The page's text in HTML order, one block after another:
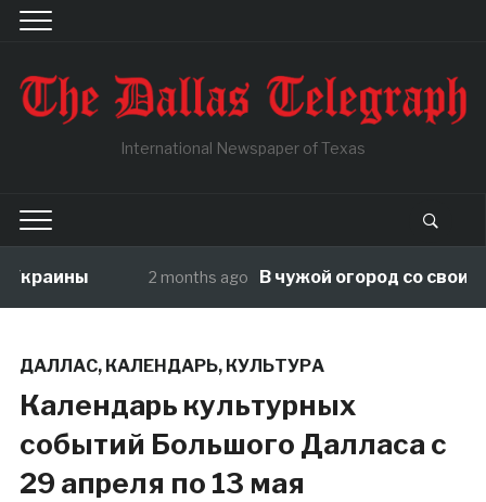
International Newspaper of Texas
2 months ago В чужой огород со своими
ДАЛЛАС, КАЛЕНДАРЬ, КУЛЬТУРА
Календарь культурных
событий Большого Далласа c
29 апреля по 13 мая